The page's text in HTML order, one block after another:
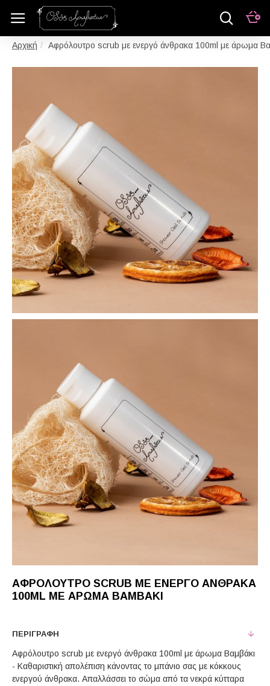
Αφρόλουτρο scrub με ενεργό άνθρακα 100ml με άρωμα
ΑΦΡΌΛΟΥΤΡΟ SCRUB ΜΕ ΕΝΕΡΓΌ ΆΝΘΡΑΚΑ
100ML ΜΕ ΆΡΩΜΑ ΒΑΜΒΆΚΙ
ΠΕΡΙΓΡΑΦΉ
Αφρόλουτρο scrub με ενεργό άνθρακα 100ml με άρωμα Βαμβάκι
- Καθαριστική απολέπιση κάνοντας το μπάνιο σας με κόκκους
ενεργού άνθρακα. Απαλλάσσει το σώμα από τα νεκρά κύτταρα